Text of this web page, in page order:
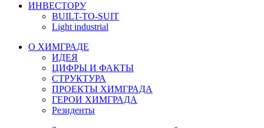
ИНВЕСТОРУ
BUILT-TO-SUIT
Light industrial
О ХИМГРАДЕ
ИДЕЯ
ЦИФРЫ И ФАКТЫ
СТРУКТУРА
ПРОЕКТЫ ХИМГРАДА
ГЕРОИ ХИМГРАДА
Резиденты